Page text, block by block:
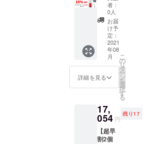
ブル×1
・日本
語説明
書×1
※ACア
ダプ
ターは
付属し
ていま
せん。
トレイ
×1 ・
BPAフ
リー・
シリコ
ンプ
レップ
バッグ
×1 ・
BEVVO
ダー用
クリー
ニング
ブラシ
×1 ・
式×１・
ブラシ
１個】
一般販
売予定
価格：
12,540
→10,65
9円 ・
BEVVO
ポータ
レン
ダー本
体×1 ・
BPAフ
リー・
者：
0人
お届
け予
定：
2021
年08
月
詳細を見る
こ
の
リ
タ
ー
ン
を
選
択
す
る
17,
054 円
残り17
【超早
割2個